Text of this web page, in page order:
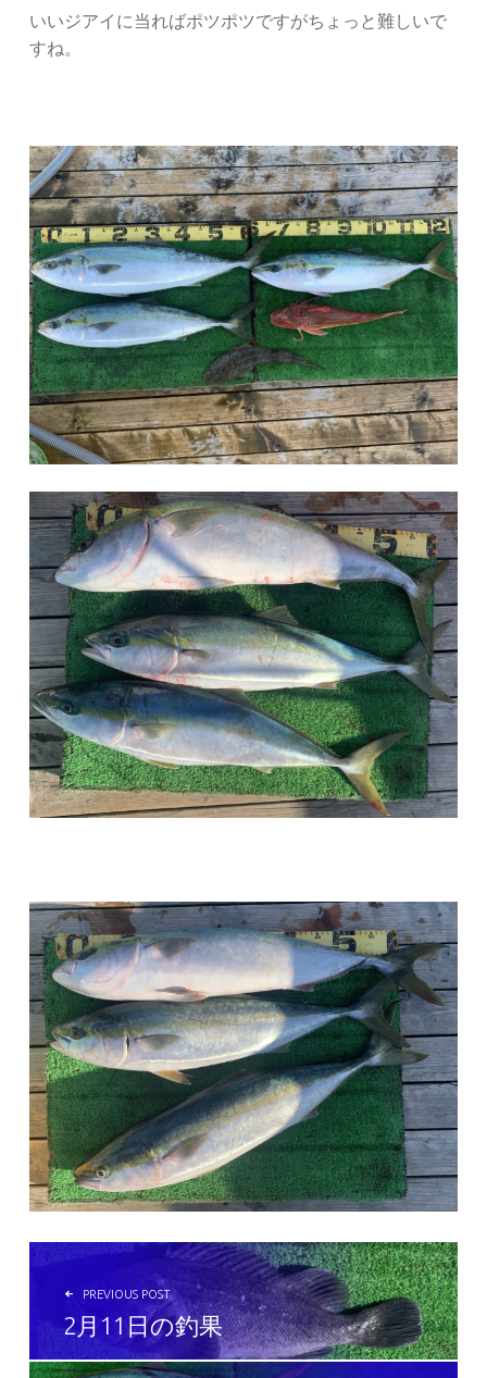
いいジアイに当ればポツポツですがちょっと難しいで
すね。
投稿ナビゲーション
PREVIOUS POST
2月11日の釣果